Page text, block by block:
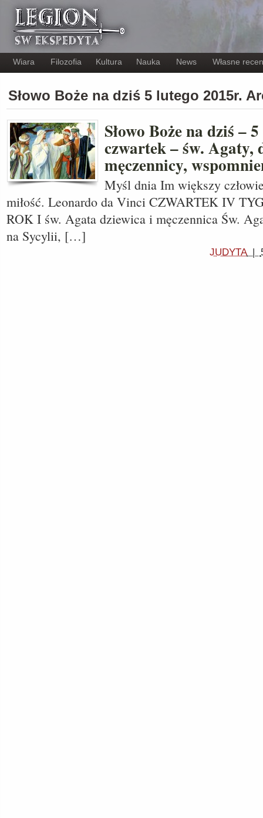
Wiara Filozofia Kultura Nauka News Własne
Słowo Boże na dziś 5 lutego 2015r.
Słowo Boże na dziś –
czwartek – św. Agaty,
męczennicy,
Myśl dnia Im większy
miłość. Leonardo da Vinci CZWARTEK IV
ROK I św. Agata dziewica i męczennica Św.
na Sycylii, […]
JUDYTA|